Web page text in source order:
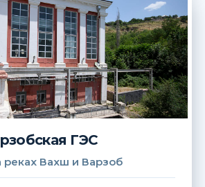
ГЭС
реках Вахш и Варзоб